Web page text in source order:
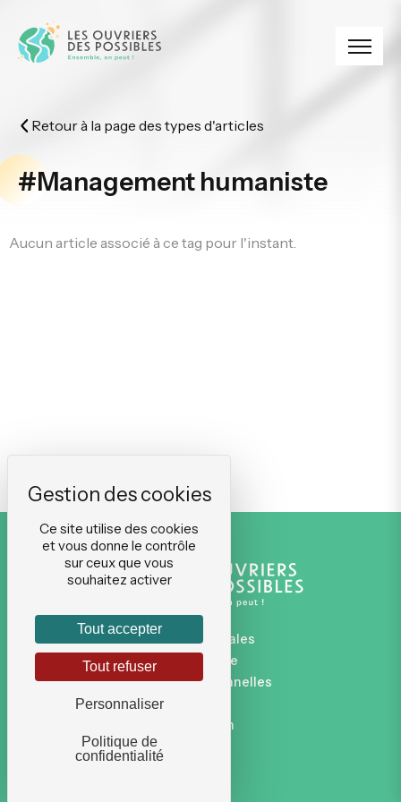
Retour à la page des types d'articles
#Management humaniste
Aucun article associé à ce tag pour l'instant.
Mentions légales
Plan du site
Données personnelles
Connexion
Ce site utilise des cookies
et vous donne le contrôle
sur ceux que vous
souhaitez activer
Tout accepter
Tout refuser
Personnaliser
Politique de
confidentialité